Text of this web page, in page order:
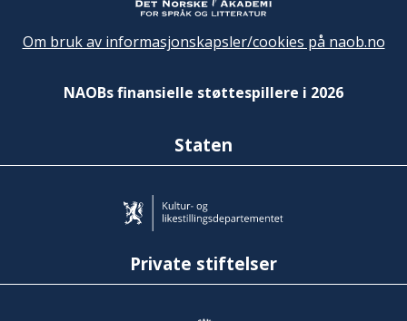
Om bruk av informasjonskapsler/cookies på naob.no
NAOBs finansielle støttespillere i 2026
Staten
Private stiftelser